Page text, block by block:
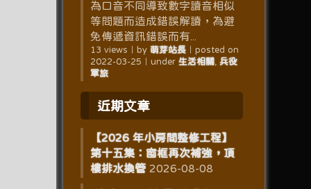
為口音不同導致數字讀音相似
等問題而造成錯誤解讀，為避
免傳遞資訊錯誤而有...
13 views by 萌芽站長｜ posted on
2022-03-25
under 生活相關
兵役
軍旅
近期文章
【2026 年小房間整修工程】
第十五集：窗框再次補強，頂
樓排水換管 2026-08-08